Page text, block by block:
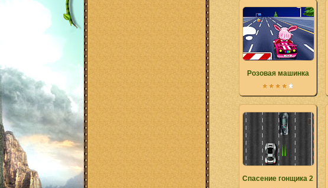
Розовая машинка
Спасение гонщика 2